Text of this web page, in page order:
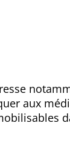
aux